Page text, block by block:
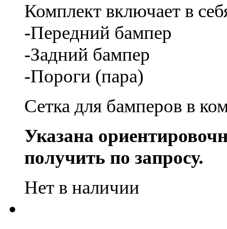
Комплект включает в
-Передний бампер
-Задний бампер
-Пороги (пара)
Сетка для бамперов в
Указана
получить по запросу.
Нет в наличии